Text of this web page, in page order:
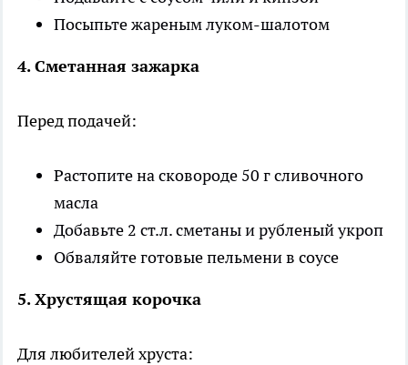
Посыпьте жареным луком-шалотом
4. Сметанная зажарка
Перед подачей:
Растопите на сковороде 50 г сливочного
масла
Добавьте 2 ст.л. сметаны и рубленый укроп
Обваляйте готовые пельмени в соусе
5. Хрустящая корочка
Для любителей хруста: